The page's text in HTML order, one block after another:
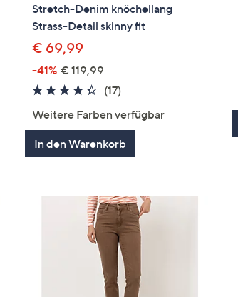
Stretch-Denim knöchellang
Strass-Detail skinny fit
€ 69,99
-41% € 119,99
4.2
5
(17)
Weitere Farben verfügbar
In den Warenkorb